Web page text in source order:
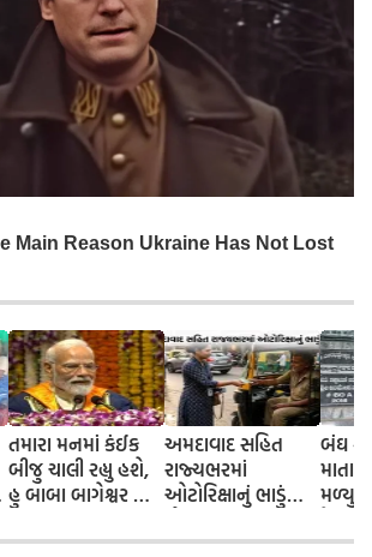
તમારા મનમાં કંઈક
બીજુ ચાલી રહ્યુ હશે,
હુ બાબા બાગેશ્વર તો
વિદ્યાર્થીઓને બોલ્યા
અમદાવાદ સહિત
રાજ્યભરમાં
ઓટોરિક્ષાનું ભાડું
સીધું રૂ. 25 કરાયું, રાત્રે
બંઘ
મળ્યુ, પુત્રીએ જણાવ્યુ